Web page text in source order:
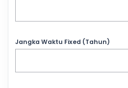
Jangka Waktu Fixed (Tahun)